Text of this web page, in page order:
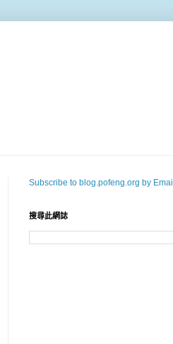
Subscribe to blog.pofeng.org by Email
搜尋此網誌